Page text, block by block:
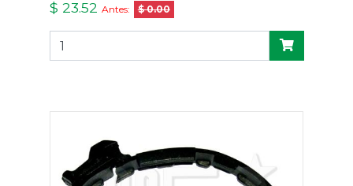
$ 23.52 Antes: $ 0.00